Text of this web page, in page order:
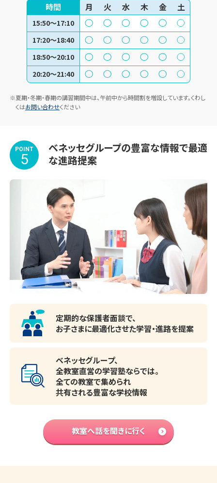
時間 月 火 水 木 金 土
15:50～17:10
17:20～18:40
18:50～20:10
20:20～21:40
※夏期・冬期・春期の講習期間中は、午前中から時間割を増設しています。くわし
くはお問い合わせください
POINT
5
ベネッセグループの豊富な情報で最適
な進路提案
定期的な保護者面談で、
お子さまに最適化させた学習・進路を提案
ベネッセグループ、
全教室直営の学習塾ならでは。
全ての教室で集められ
共有される豊富な学校情報
教室へ話を聞きに行く